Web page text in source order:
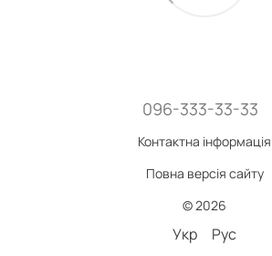
096-333-33-33
Контактна інформація
Повна версія сайту
© 2026
Укр Рус